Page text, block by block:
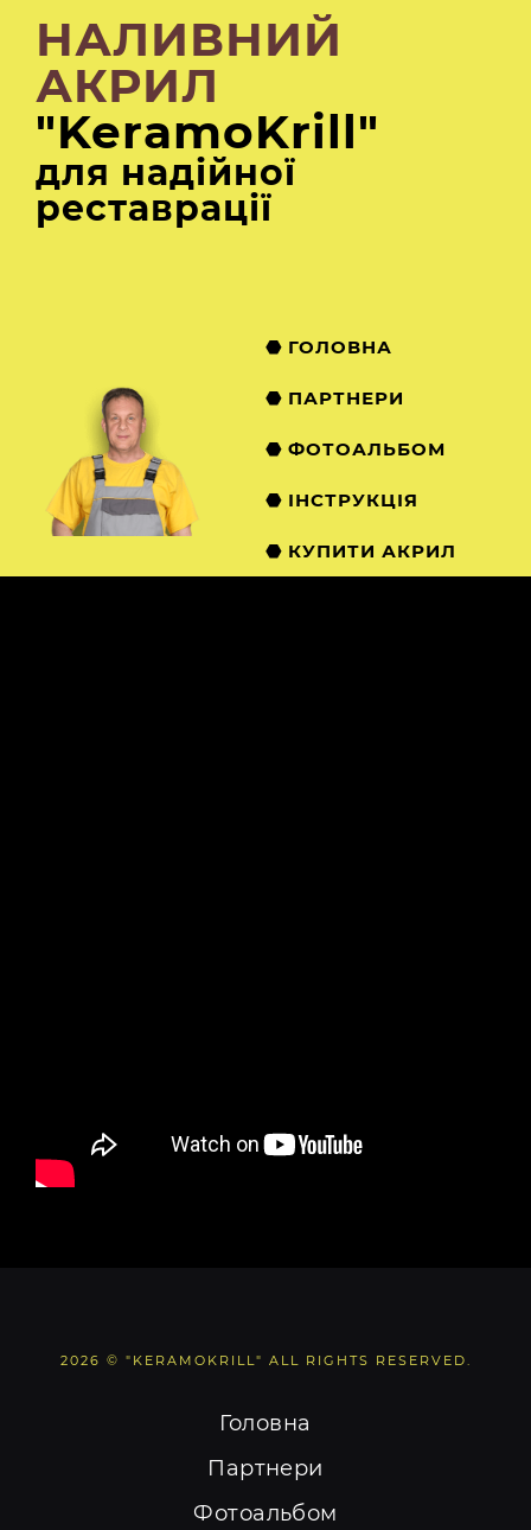
НАЛИВНИЙ
АКРИЛ
"KeramoKrill"
для надійної
реставрації
⬣ ГОЛОВНА
⬣ ПАРТНЕРИ
⬣ ФОТОАЛЬБОМ
⬣ ІНСТРУКЦІЯ
⬣ КУПИТИ АКРИЛ
2026 © "KERAMOKRILL" ALL RIGHTS RESERVED.
Головна
Партнери
Фотоальбом